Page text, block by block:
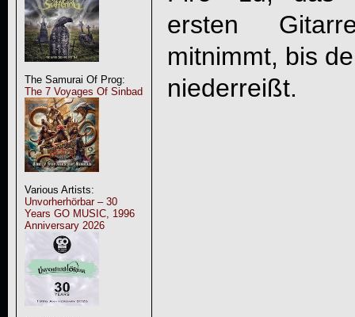
The Samurai Of Prog:
The 7 Voyages Of Sinbad
Various Artists:
Unvorherhörbar – 30
Years GO MUSIC, 1996
Anniversary 2026
ersten
mitnimmt, bis
niederreißt.